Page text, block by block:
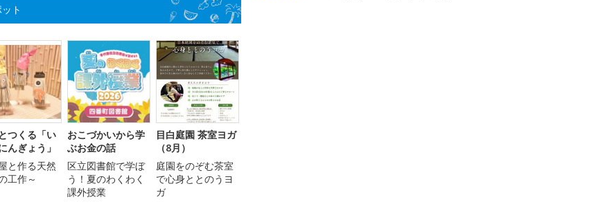
ト
つくる「い
んぎょう」
と作る天然
工作～
おこづかいから学
ぶお金の話
区立図書館で学ぼ
う！夏のわくわく
課外授業
目白庭園 茶室ヨガ
（8月）
庭園をのぞむ茶室
で心身ととのうヨ
ガ